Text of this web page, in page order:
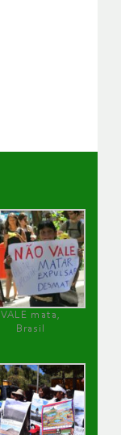
VALE mata,
Brasil